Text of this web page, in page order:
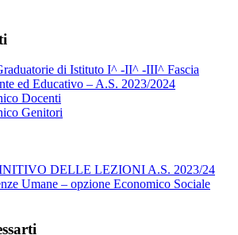
di Istituto I^ -II^ -III^ Fascia
ed Educativo – A.S. 2023/2024
Docenti
Genitori
DELLE LEZIONI A.S. 2023/24
Umane – opzione Economico Sociale